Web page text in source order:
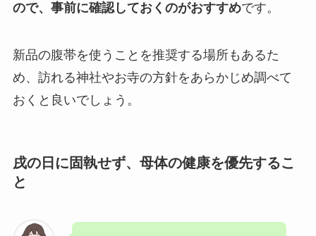
ので、事前に確認しておくのがおすすめです。
新品の腹帯を使うことを推奨する場所もあるた
め、訪れる神社やお寺の方針をあらかじめ調べて
おくと良いでしょう。
戌の日に固執せず、母体の健康を優先するこ
と